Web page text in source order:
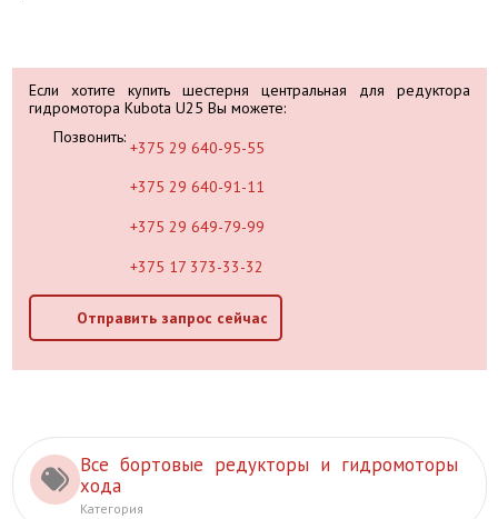
Если хотите купить шестерня центральная для редуктора
гидромотора Kubota U25 Вы можете:
Позвонить:
+375 29 640-95-55
+375 29 640-91-11
+375 29 649-79-99
+375 17 373-33-32
Отправить запрос сейчас
Все бортовые редукторы и гидромоторы
хода
Категория